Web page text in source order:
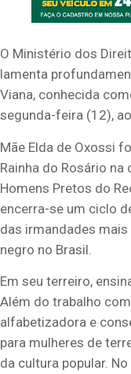
O Ministério dos
lamenta
Viana, conhecida
segunda-feira (12),
Mãe Elda de Oxossi
Rainha do Rosário
Homens Pretos do
encerra-se um ciclo
das irmandades
negro no Brasil.
Em seu terreiro,
Além do trabalho
alfabetizadora e
para mulheres de
da cultura popular.